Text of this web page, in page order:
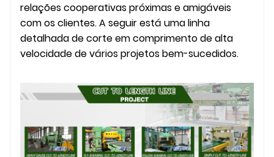
relações cooperativas próximas e amigáveis ​​
com os clientes. A seguir está uma linha
detalhada de corte em comprimento de alta
velocidade de vários projetos bem-sucedidos.